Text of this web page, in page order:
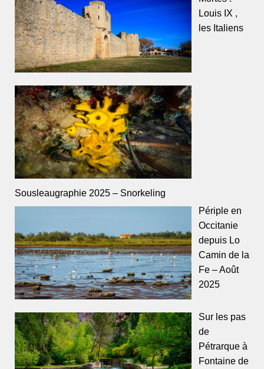
Louis IX ,
les Italiens
Sousleaugraphie 2025 – Snorkeling
Périple en
Occitanie
depuis Lo
Camin de la
Fe – Août
2025
Sur les pas
de
Pétrarque à
Fontaine de